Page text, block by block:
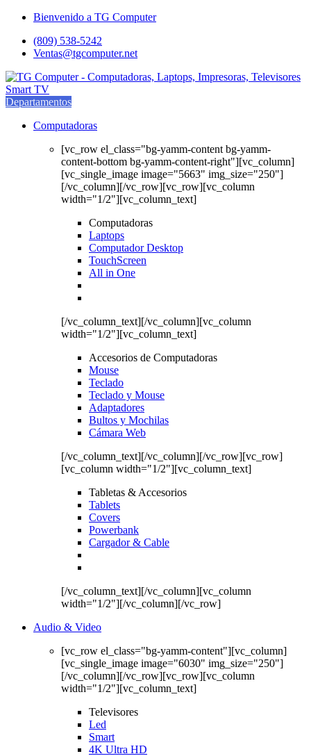
Saltar
navegación
saltar
contenido
Bienvenido a TG Computer
(809) 538-5242
Ventas@tgcomputer.net
Departamentos
Computadoras
[vc_row el_class="bg-yamm-content bg-yamm-
content-bottom bg-yamm-content-right"][vc_column]
[vc_single_image image="5663" img_size="250"]
[/vc_column][/vc_row][vc_row][vc_column
width="1/2"][vc_column_text]
Computadoras
Laptops
Computador Desktop
TouchScreen
All in One
[/vc_column_text][/vc_column][vc_column
width="1/2"][vc_column_text]
Accesorios de Computadoras
Mouse
Teclado
Teclado y Mouse
Adaptadores
Bultos y Mochilas
Cámara Web
[/vc_column_text][/vc_column][/vc_row][vc_row]
[vc_column width="1/2"][vc_column_text]
Tabletas & Accesorios
Tablets
Covers
Powerbank
Cargador & Cable
[/vc_column_text][/vc_column][vc_column
width="1/2"][/vc_column][/vc_row]
Audio & Video
[vc_row el_class="bg-yamm-content"][vc_column]
[vc_single_image image="6030" img_size="250"]
[/vc_column][/vc_row][vc_row][vc_column
width="1/2"][vc_column_text]
Televisores
Led
Smart
4K Ultra HD